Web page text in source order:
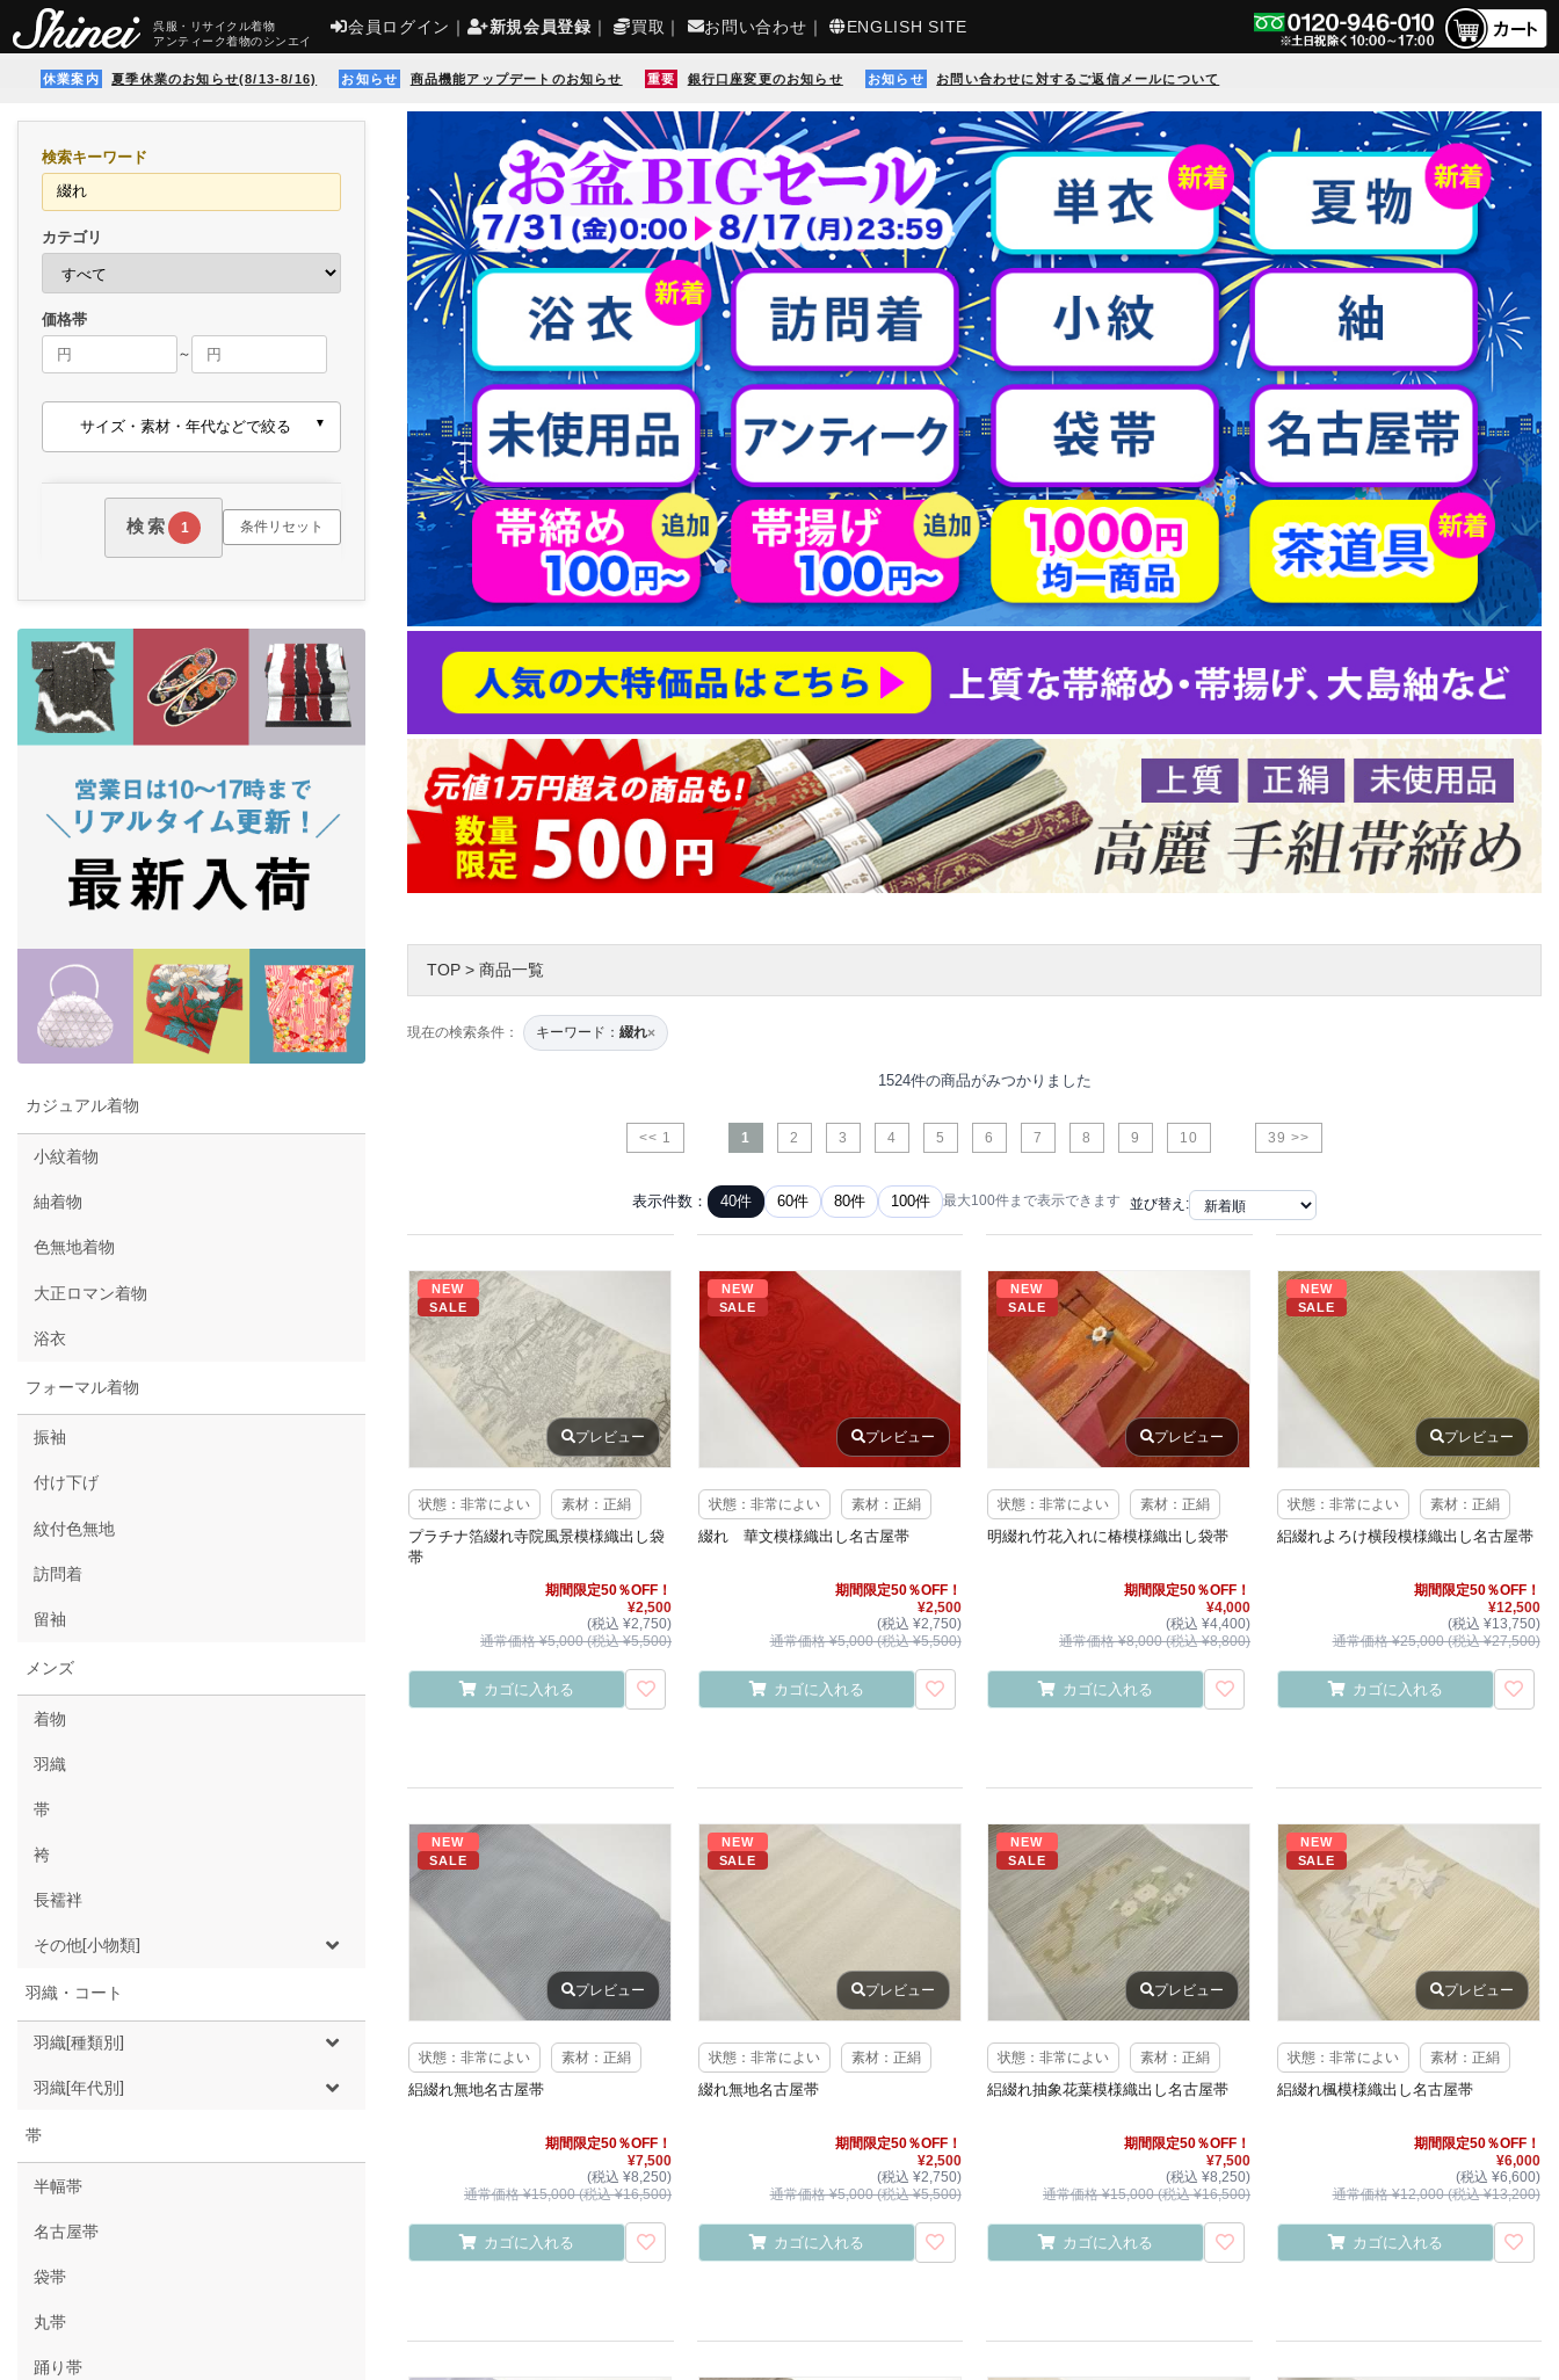
呉服・リサイクル着物
アンティーク着物のシンエイ
会員ログイン ｜ 新規会員登録 ｜ 買取 ｜ お問い合わせ ｜ ENGLISH SITE
休業案内 夏季休業のお知らせ(8/13-8/16) お知らせ 商品機能アップデートのお知らせ 重要 銀行口座変更のお知らせ お知らせ お問い合わせに対するご返信メールについて
検索キーワード
カテゴリ
価格帯
～
サイズ・素材・年代などで絞る
検索 1 条件リセット
カジュアル着物
小紋着物
紬着物
色無地着物
大正ロマン着物
浴衣
フォーマル着物
振袖
付け下げ
紋付色無地
訪問着
留袖
メンズ
着物
羽織
帯
袴
長襦袢
その他[小物類]
羽織・コート
羽織[種類別]
羽織[年代別]
帯
半幅帯
名古屋帯
袋帯
丸帯
踊り帯
TOP > 商品一覧
現在の検索条件： キーワード： 綴れ×
1524件の商品がみつかりました
<< 1 1 2 3 4 5 6 7 8 9 10 39 >>
表示件数： 40件 60件 80件 100件 最大100件まで表示できます 並び替え:
NEW
SALE
プレビュー
状態：非常によい 素材：正絹
プラチナ箔綴れ寺院風景模様織出し袋
帯
期間限定50％OFF！
¥2,500
(税込 ¥2,750)
通常価格 ¥5,000 (税込 ¥5,500)
カゴに入れる
NEW
SALE
プレビュー
状態：非常によい 素材：正絹
綴れ 華文模様織出し名古屋帯
期間限定50％OFF！
¥2,500
(税込 ¥2,750)
通常価格 ¥5,000 (税込 ¥5,500)
カゴに入れる
NEW
SALE
プレビュー
状態：非常によい 素材：正絹
明綴れ竹花入れに椿模様織出し袋帯
期間限定50％OFF！
¥4,000
(税込 ¥4,400)
通常価格 ¥8,000 (税込 ¥8,800)
カゴに入れる
NEW
SALE
プレビュー
状態：非常によい 素材：正絹
絽綴れよろけ横段模様織出し名古屋帯
期間限定50％OFF！
¥12,500
(税込 ¥13,750)
通常価格 ¥25,000 (税込 ¥27,500)
カゴに入れる
NEW
SALE
プレビュー
状態：非常によい 素材：正絹
絽綴れ無地名古屋帯
期間限定50％OFF！
¥7,500
(税込 ¥8,250)
通常価格 ¥15,000 (税込 ¥16,500)
カゴに入れる
NEW
SALE
プレビュー
状態：非常によい 素材：正絹
綴れ無地名古屋帯
期間限定50％OFF！
¥2,500
(税込 ¥2,750)
通常価格 ¥5,000 (税込 ¥5,500)
カゴに入れる
NEW
SALE
プレビュー
状態：非常によい 素材：正絹
絽綴れ抽象花葉模様織出し名古屋帯
期間限定50％OFF！
¥7,500
(税込 ¥8,250)
通常価格 ¥15,000 (税込 ¥16,500)
カゴに入れる
NEW
SALE
プレビュー
状態：非常によい 素材：正絹
絽綴れ楓模様織出し名古屋帯
期間限定50％OFF！
¥6,000
(税込 ¥6,600)
通常価格 ¥12,000 (税込 ¥13,200)
カゴに入れる